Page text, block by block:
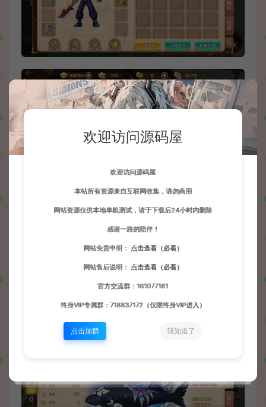
欢迎访问源码屋
欢迎访问源码屋
本站所有资源来自互联网收集，请勿商用
网站资源仅供本地单机测试，请于下载后24小时内删除
感谢一路的陪伴！
网站免责申明： 点击查看（必看）
网站售后说明： 点击查看（必看）
官方交流群：161077161
终身VIP专属群：718837172（仅限终身VIP进入）
点击加群 我知道了